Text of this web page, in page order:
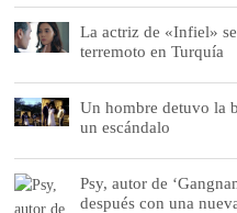
La actriz de «Infiel»
terremoto en Turquía
Un hombre detuvo la
un escándalo
Psy, autor de
después con una